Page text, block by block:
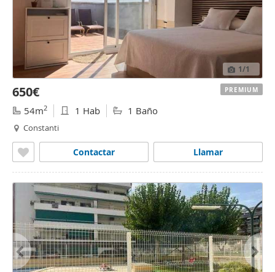
1/1
650€
54m2 1 Hab 1 Baño
Constanti
Llamar
Contactar
PREMIUM